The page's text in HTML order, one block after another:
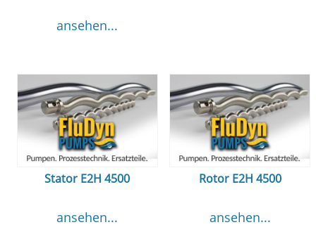
ansehen...
Stator E2H 4500
ansehen...
Rotor E2H 4500
ansehen...